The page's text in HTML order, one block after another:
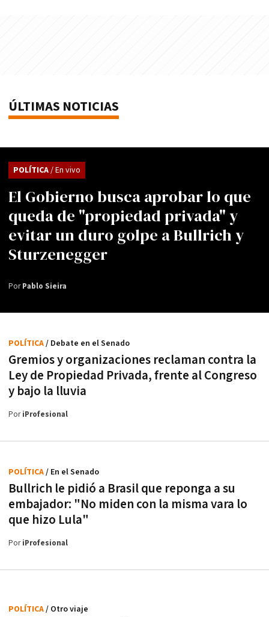
ÚLTIMAS NOTICIAS
El Gobierno busca aprobar lo que
queda de "propiedad privada" y
evitar un duro golpe a Bullrich y
Sturzenegger
POLÍTICA/ En vivo
PorPablo Sieira
Gremios y organizaciones reclaman contra la
Ley de Propiedad Privada, frente al Congreso
y bajo la lluvia
POLÍTICA/ Debate en el Senado
PoriProfesional
Bullrich le pidió a Brasil que reponga a su
embajador: "No miden con la misma vara lo
que hizo Lula"
POLÍTICA/ En el Senado
PoriProfesional
POLÍTICA/ Otro viaje